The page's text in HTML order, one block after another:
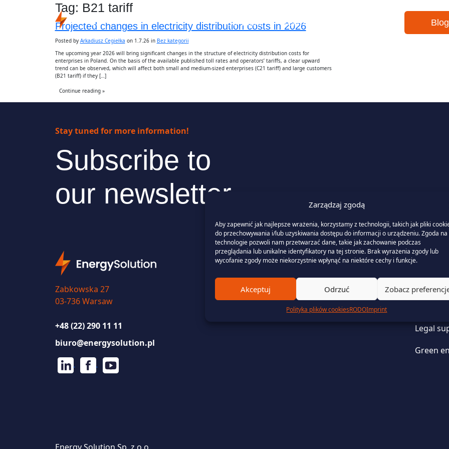
Zarządzaj zgodą
Aby zapewnić jak najlepsze wrażenia, korzystamy z technologii, takich jak pliki
do przechowywania i/lub uzyskiwania dostępu do informacji o urządzeniu. Zgoda na
technologie pozwoli nam przetwarzać dane, takie jak zachowanie podczas
przeglądania lub unikalne identyfikatory na tej stronie. Brak wyrażenia zgody lub
wycofanie zgody może niekorzystnie wpłynąć na niektóre cechy i funkcje.
Akceptuj Odrzuć Zobacz
Polityka plików cookiesRODOImprint
Services References Blog
Tag: B21 tariff
Projected changes in electricity distribution costs in 2026
Posted by Arkadiusz Cegiełka on 1.7.26 in Bez kategorii
The upcoming year 2026 will bring significant changes in the structure of electricity distribution costs for
enterprises in Poland. On the basis of the available published toll rates and operators’ tariffs, a clear upward
trend can be observed, which will affect both small and medium-sized enterprises (C21 tariff) and large customers
(B21 tariff) if they […]
Continue reading »
Stay tuned for more information!
Subscribe to
our newsletter
Zabkowska 27
03-736 Warsaw
+48 (22) 290 11 11
biuro@energysolution.pl
Billing
Legal
Green
Energy Solution Sp. z o.o.